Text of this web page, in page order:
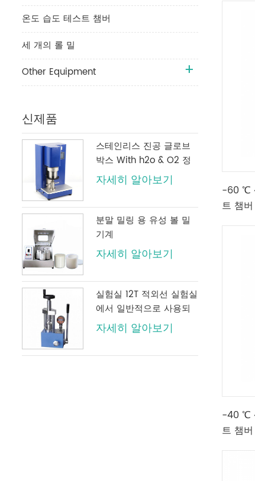
-60 ℃
트 챔버
-40 ℃
트 챔버
온도 습도 테스트 챔버
세 개의 롤 밀
Other Equipment
신제품
스테인리스 진공 글로브
박스 With h2o & O2 정
화 시스템
자세히 알아보기
분말 밀링 용 유성 볼 밀
기계
자세히 알아보기
실험실 12T 적외선 실험실
에서 일반적으로 사용되
는 디지털 압력 게이지가
있는 수동 유압 프레스
자세히 알아보기